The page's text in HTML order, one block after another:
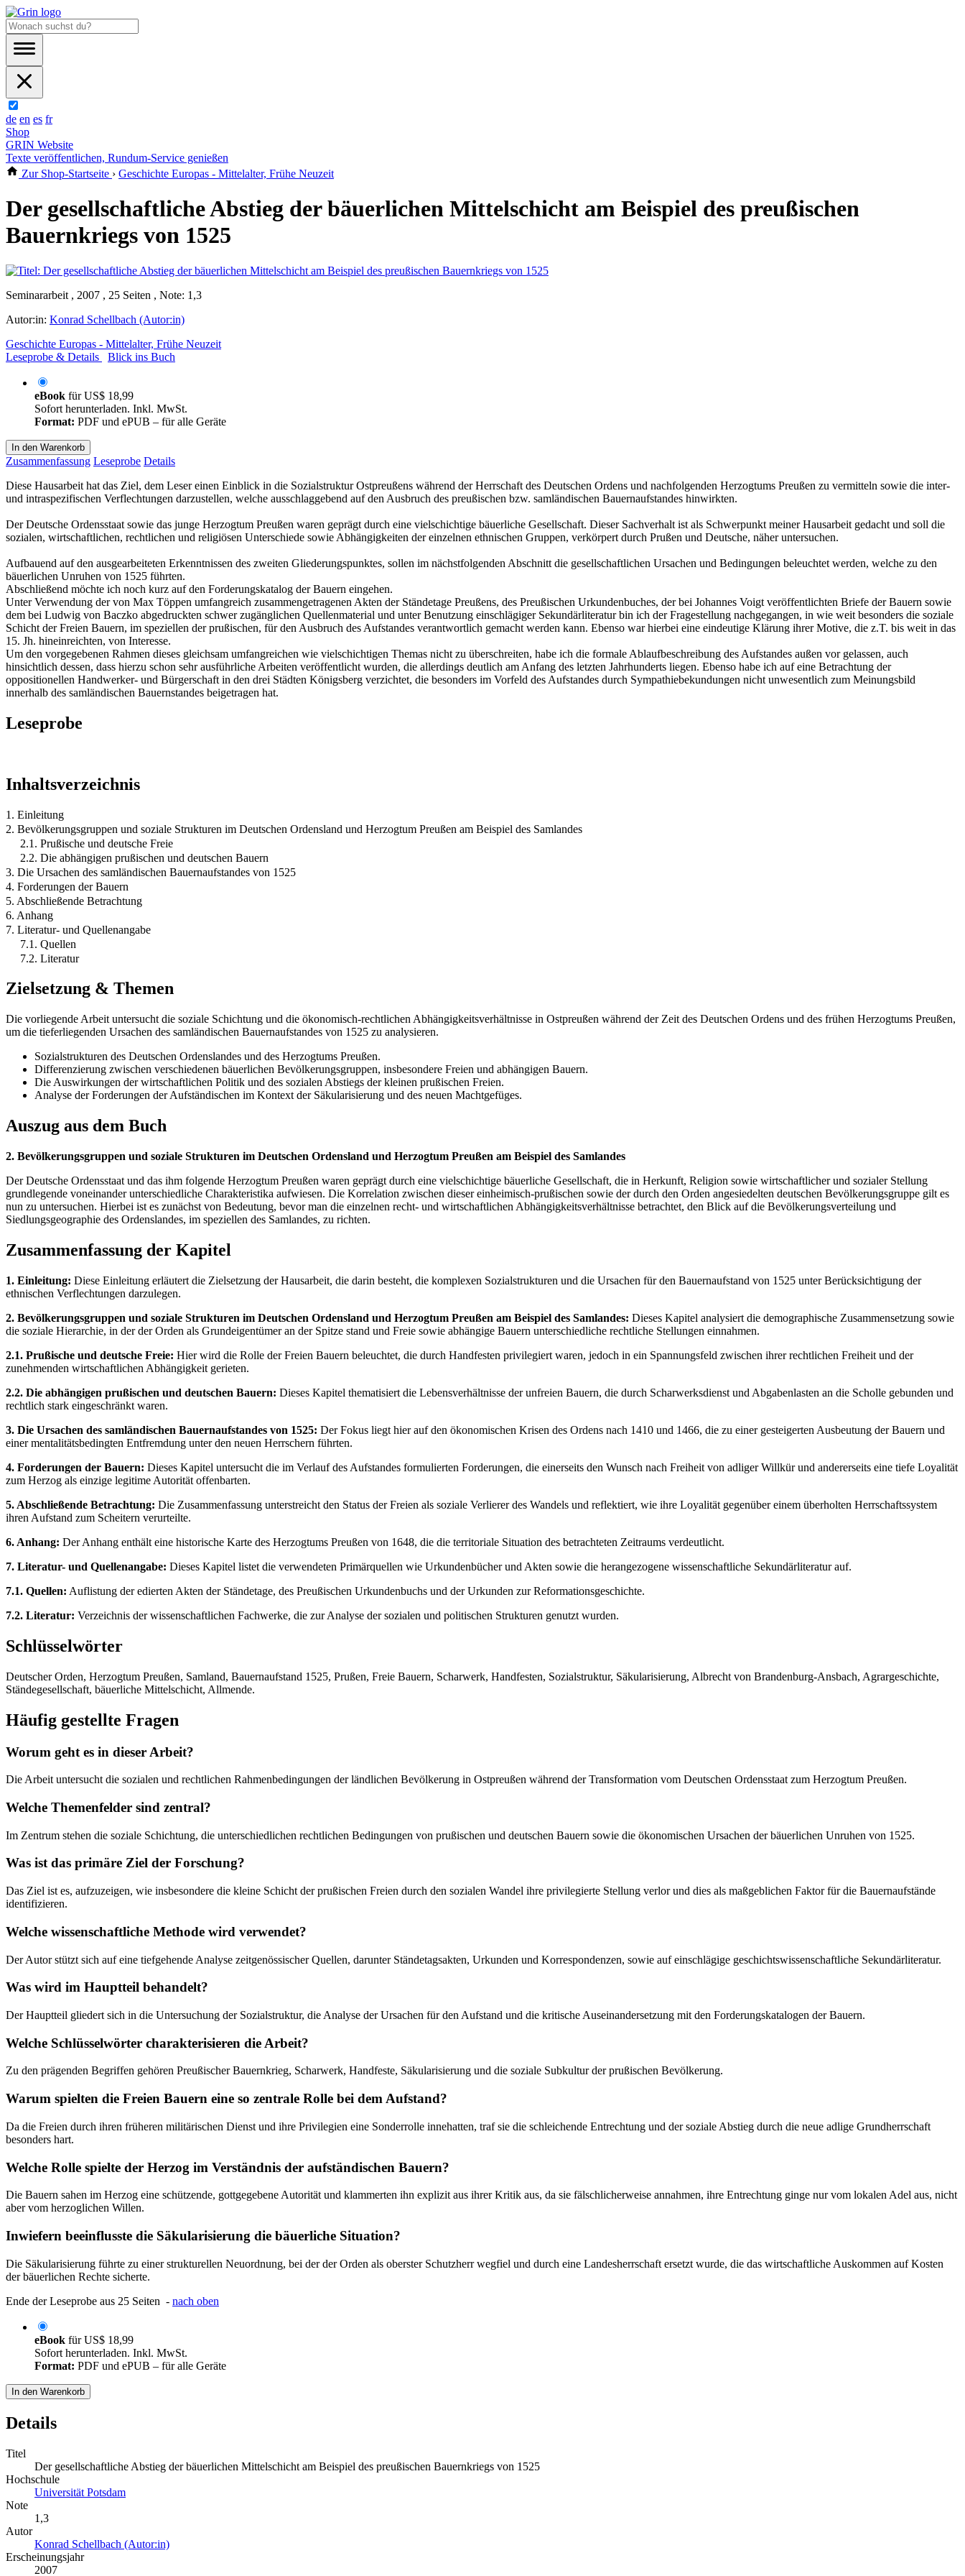
de en es fr
Shop
GRIN Website
Texte veröffentlichen, Rundum-Service genießen
Zur Shop-Startseite › Geschichte Europas - Mittelalter, Frühe Neuzeit
Der gesellschaftliche Abstieg der bäuerlichen Mittelschicht am Beispiel des preußischen
Bauernkriegs von 1525
Seminararbeit , 2007 , 25 Seiten , Note: 1,3
Autor:in: Konrad Schellbach (Autor:in)
Geschichte Europas - Mittelalter, Frühe Neuzeit
Leseprobe & Details
Blick ins Buch
eBook fürUS$ 18,99
Sofort herunterladen. Inkl. MwSt.
Format: PDF und ePUB – für alle Geräte
In den Warenkorb
Zusammenfassung Leseprobe Details
Diese Hausarbeit hat das Ziel, dem Leser einen Einblick in die Sozialstruktur Ostpreußens während der Herrschaft des Deutschen Ordens und nachfolgenden Herzogtums Preußen zu vermitteln sowie die inter-
und intraspezifischen Verflechtungen darzustellen, welche ausschlaggebend auf den Ausbruch des preußischen bzw. samländischen Bauernaufstandes hinwirkten.
Der Deutsche Ordensstaat sowie das junge Herzogtum Preußen waren geprägt durch eine vielschichtige bäuerliche Gesellschaft. Dieser Sachverhalt ist als Schwerpunkt meiner Hausarbeit gedacht und soll die
sozialen, wirtschaftlichen, rechtlichen und religiösen Unterschiede sowie Abhängigkeiten der einzelnen ethnischen Gruppen, verkörpert durch Prußen und Deutsche, näher untersuchen.
Aufbauend auf den ausgearbeiteten Erkenntnissen des zweiten Gliederungspunktes, sollen im nächstfolgenden Abschnitt die gesellschaftlichen Ursachen und Bedingungen beleuchtet werden, welche zu den
bäuerlichen Unruhen von 1525 führten.
Abschließend möchte ich noch kurz auf den Forderungskatalog der Bauern eingehen.
Unter Verwendung der von Max Töppen umfangreich zusammengetragenen Akten der Ständetage Preußens, des Preußischen Urkundenbuches, der bei Johannes Voigt veröffentlichten Briefe der Bauern sowie
dem bei Ludwig von Baczko abgedruckten schwer zugänglichen Quellenmaterial und unter Benutzung einschlägiger Sekundärliteratur bin ich der Fragestellung nachgegangen, in wie weit besonders die soziale
Schicht der Freien Bauern, im speziellen der prußischen, für den Ausbruch des Aufstandes verantwortlich gemacht werden kann. Ebenso war hierbei eine eindeutige Klärung ihrer Motive, die z.T. bis weit in das
15. Jh. hineinreichten, von Interesse.
Um den vorgegebenen Rahmen dieses gleichsam umfangreichen wie vielschichtigen Themas nicht zu überschreiten, habe ich die formale Ablaufbeschreibung des Aufstandes außen vor gelassen, auch
hinsichtlich dessen, dass hierzu schon sehr ausführliche Arbeiten veröffentlicht wurden, die allerdings deutlich am Anfang des letzten Jahrhunderts liegen. Ebenso habe ich auf eine Betrachtung der
oppositionellen Handwerker- und Bürgerschaft in den drei Städten Königsberg verzichtet, die besonders im Vorfeld des Aufstandes durch Sympathiebekundungen nicht unwesentlich zum Meinungsbild
innerhalb des samländischen Bauernstandes beigetragen hat.
Leseprobe
Inhaltsverzeichnis
1. Einleitung
2. Bevölkerungsgruppen und soziale Strukturen im Deutschen Ordensland und Herzogtum Preußen am Beispiel des Samlandes
2.1. Prußische und deutsche Freie
2.2. Die abhängigen prußischen und deutschen Bauern
3. Die Ursachen des samländischen Bauernaufstandes von 1525
4. Forderungen der Bauern
5. Abschließende Betrachtung
6. Anhang
7. Literatur- und Quellenangabe
7.1. Quellen
7.2. Literatur
Zielsetzung & Themen
Die vorliegende Arbeit untersucht die soziale Schichtung und die ökonomisch-rechtlichen Abhängigkeitsverhältnisse in Ostpreußen während der Zeit des Deutschen Ordens und des frühen Herzogtums Preußen,
um die tieferliegenden Ursachen des samländischen Bauernaufstandes von 1525 zu analysieren.
Sozialstrukturen des Deutschen Ordenslandes und des Herzogtums Preußen.
Differenzierung zwischen verschiedenen bäuerlichen Bevölkerungsgruppen, insbesondere Freien und abhängigen Bauern.
Die Auswirkungen der wirtschaftlichen Politik und des sozialen Abstiegs der kleinen prußischen Freien.
Analyse der Forderungen der Aufständischen im Kontext der Säkularisierung und des neuen Machtgefüges.
Auszug aus dem Buch
2. Bevölkerungsgruppen und soziale Strukturen im Deutschen Ordensland und Herzogtum Preußen am Beispiel des Samlandes
Der Deutsche Ordensstaat und das ihm folgende Herzogtum Preußen waren geprägt durch eine vielschichtige bäuerliche Gesellschaft, die in Herkunft, Religion sowie wirtschaftlicher und sozialer Stellung
grundlegende voneinander unterschiedliche Charakteristika aufwiesen. Die Korrelation zwischen dieser einheimisch-prußischen sowie der durch den Orden angesiedelten deutschen Bevölkerungsgruppe gilt es
nun zu untersuchen. Hierbei ist es zunächst von Bedeutung, bevor man die einzelnen recht- und wirtschaftlichen Abhängigkeitsverhältnisse betrachtet, den Blick auf die Bevölkerungsverteilung und
Siedlungsgeographie des Ordenslandes, im speziellen des Samlandes, zu richten.
Zusammenfassung der Kapitel
1. Einleitung: Diese Einleitung erläutert die Zielsetzung der Hausarbeit, die darin besteht, die komplexen Sozialstrukturen und die Ursachen für den Bauernaufstand von 1525 unter Berücksichtigung der
ethnischen Verflechtungen darzulegen.
2. Bevölkerungsgruppen und soziale Strukturen im Deutschen Ordensland und Herzogtum Preußen am Beispiel des Samlandes: Dieses Kapitel analysiert die demographische Zusammensetzung sowie
die soziale Hierarchie, in der der Orden als Grundeigentümer an der Spitze stand und Freie sowie abhängige Bauern unterschiedliche rechtliche Stellungen einnahmen.
2.1. Prußische und deutsche Freie: Hier wird die Rolle der Freien Bauern beleuchtet, die durch Handfesten privilegiert waren, jedoch in ein Spannungsfeld zwischen ihrer rechtlichen Freiheit und der
zunehmenden wirtschaftlichen Abhängigkeit gerieten.
2.2. Die abhängigen prußischen und deutschen Bauern: Dieses Kapitel thematisiert die Lebensverhältnisse der unfreien Bauern, die durch Scharwerksdienst und Abgabenlasten an die Scholle gebunden und
rechtlich stark eingeschränkt waren.
3. Die Ursachen des samländischen Bauernaufstandes von 1525: Der Fokus liegt hier auf den ökonomischen Krisen des Ordens nach 1410 und 1466, die zu einer gesteigerten Ausbeutung der Bauern und
einer mentalitätsbedingten Entfremdung unter den neuen Herrschern führten.
4. Forderungen der Bauern: Dieses Kapitel untersucht die im Verlauf des Aufstandes formulierten Forderungen, die einerseits den Wunsch nach Freiheit von adliger Willkür und andererseits eine tiefe Loyalität
zum Herzog als einzige legitime Autorität offenbarten.
5. Abschließende Betrachtung: Die Zusammenfassung unterstreicht den Status der Freien als soziale Verlierer des Wandels und reflektiert, wie ihre Loyalität gegenüber einem überholten Herrschaftssystem
ihren Aufstand zum Scheitern verurteilte.
6. Anhang: Der Anhang enthält eine historische Karte des Herzogtums Preußen von 1648, die die territoriale Situation des betrachteten Zeitraums verdeutlicht.
7. Literatur- und Quellenangabe: Dieses Kapitel listet die verwendeten Primärquellen wie Urkundenbücher und Akten sowie die herangezogene wissenschaftliche Sekundärliteratur auf.
7.1. Quellen: Auflistung der edierten Akten der Ständetage, des Preußischen Urkundenbuchs und der Urkunden zur Reformationsgeschichte.
7.2. Literatur: Verzeichnis der wissenschaftlichen Fachwerke, die zur Analyse der sozialen und politischen Strukturen genutzt wurden.
Schlüsselwörter
Deutscher Orden, Herzogtum Preußen, Samland, Bauernaufstand 1525, Prußen, Freie Bauern, Scharwerk, Handfesten, Sozialstruktur, Säkularisierung, Albrecht von Brandenburg-Ansbach, Agrargeschichte,
Ständegesellschaft, bäuerliche Mittelschicht, Allmende.
Häufig gestellte Fragen
Worum geht es in dieser Arbeit?
Die Arbeit untersucht die sozialen und rechtlichen Rahmenbedingungen der ländlichen Bevölkerung in Ostpreußen während der Transformation vom Deutschen Ordensstaat zum Herzogtum Preußen.
Welche Themenfelder sind zentral?
Im Zentrum stehen die soziale Schichtung, die unterschiedlichen rechtlichen Bedingungen von prußischen und deutschen Bauern sowie die ökonomischen Ursachen der bäuerlichen Unruhen von 1525.
Was ist das primäre Ziel der Forschung?
Das Ziel ist es, aufzuzeigen, wie insbesondere die kleine Schicht der prußischen Freien durch den sozialen Wandel ihre privilegierte Stellung verlor und dies als maßgeblichen Faktor für die Bauernaufstände
identifizieren.
Welche wissenschaftliche Methode wird verwendet?
Der Autor stützt sich auf eine tiefgehende Analyse zeitgenössischer Quellen, darunter Ständetagsakten, Urkunden und Korrespondenzen, sowie auf einschlägige geschichtswissenschaftliche Sekundärliteratur.
Was wird im Hauptteil behandelt?
Der Hauptteil gliedert sich in die Untersuchung der Sozialstruktur, die Analyse der Ursachen für den Aufstand und die kritische Auseinandersetzung mit den Forderungskatalogen der Bauern.
Welche Schlüsselwörter charakterisieren die Arbeit?
Zu den prägenden Begriffen gehören Preußischer Bauernkrieg, Scharwerk, Handfeste, Säkularisierung und die soziale Subkultur der prußischen Bevölkerung.
Warum spielten die Freien Bauern eine so zentrale Rolle bei dem Aufstand?
Da die Freien durch ihren früheren militärischen Dienst und ihre Privilegien eine Sonderrolle innehatten, traf sie die schleichende Entrechtung und der soziale Abstieg durch die neue adlige Grundherrschaft
besonders hart.
Welche Rolle spielte der Herzog im Verständnis der aufständischen Bauern?
Die Bauern sahen im Herzog eine schützende, gottgegebene Autorität und klammerten ihn explizit aus ihrer Kritik aus, da sie fälschlicherweise annahmen, ihre Entrechtung ginge nur vom lokalen Adel aus, nicht
aber vom herzoglichen Willen.
Inwiefern beeinflusste die Säkularisierung die bäuerliche Situation?
Die Säkularisierung führte zu einer strukturellen Neuordnung, bei der der Orden als oberster Schutzherr wegfiel und durch eine Landesherrschaft ersetzt wurde, die das wirtschaftliche Auskommen auf Kosten
der bäuerlichen Rechte sicherte.
Ende der Leseprobe aus 25 Seiten - nach oben
eBook fürUS$ 18,99
Sofort herunterladen. Inkl. MwSt.
Format: PDF und ePUB – für alle Geräte
In den Warenkorb
Details
Titel
Der gesellschaftliche Abstieg der bäuerlichen Mittelschicht am Beispiel des preußischen Bauernkriegs von 1525
Hochschule
Universität Potsdam
Note
1,3
Autor
Konrad Schellbach (Autor:in)
Erscheinungsjahr
2007